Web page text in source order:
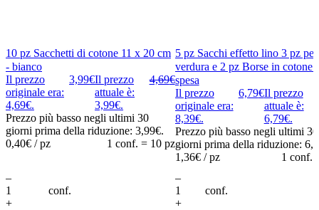
10 pz Sacchetti di cotone 11 x 20 cm
- bianco
4,69€
Il prezzo
originale era:
4,69€.
3,99€Il prezzo
attuale è:
3,99€.
Prezzo più basso negli ultimi 30
giorni prima della riduzione: 3,99€.
0,40€ / pz 1 conf. = 10 pz
–
conf.
+
5 pz Sacchi effetto lino 3 pz per
verdura e 2 pz Borse in cotone
spesa
Il prezzo
originale era:
8,39€.
6,79€Il prezzo
attuale è:
6,79€.
Prezzo più basso negli ultimi 30
giorni prima della riduzione:
1,36€ / pz
1 conf.
–
conf.
+